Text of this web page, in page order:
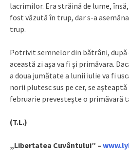
lacrimilor. Era străină de lume,
fost văzută în trup, dar s-a
trup.
Potrivit semnelor din bătrâni, după
această zi așa va fi și primăvara.
a doua jumătate a lunii iulie va fi
norii plutesc sus pe cer, se
februarie prevestește o primăvară
(T.L.)
„Libertatea Cuvântului” –